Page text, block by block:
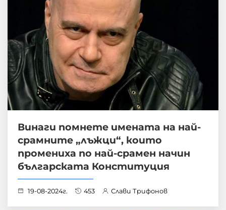
Винаги помнете имената на най-
срамните „лъжци“, които
промениха по най-срамен начин
българската Конституция
19-08-2024г. 453 Слави Трифонов